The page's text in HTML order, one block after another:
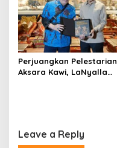
Perjuangkan Pelestarian
Aksara Kawi, LaNyalla
Leave a Reply